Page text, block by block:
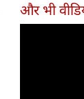
और भी